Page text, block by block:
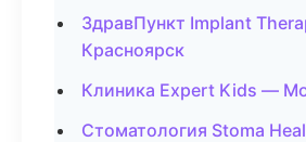
ЗдравПункт Implant
Красноярск
Клиника Expert Kids —
Стоматология Stoma